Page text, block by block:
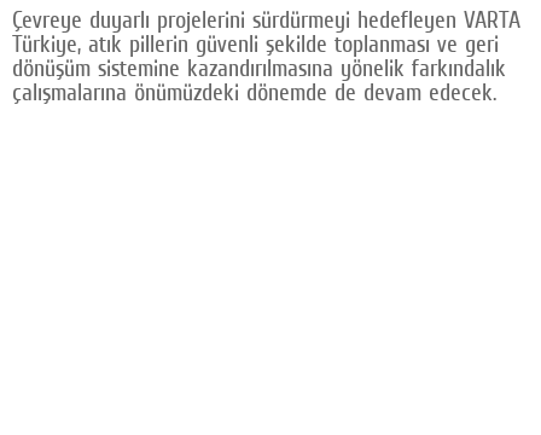
Çevreye duyarlı projelerini sürdürmeyi hedefleyen VARTA
Türkiye, atık pillerin güvenli şekilde toplanması ve geri
dönüşüm sistemine kazandırılmasına yönelik farkındalık
çalışmalarına önümüzdeki dönemde de devam edecek.